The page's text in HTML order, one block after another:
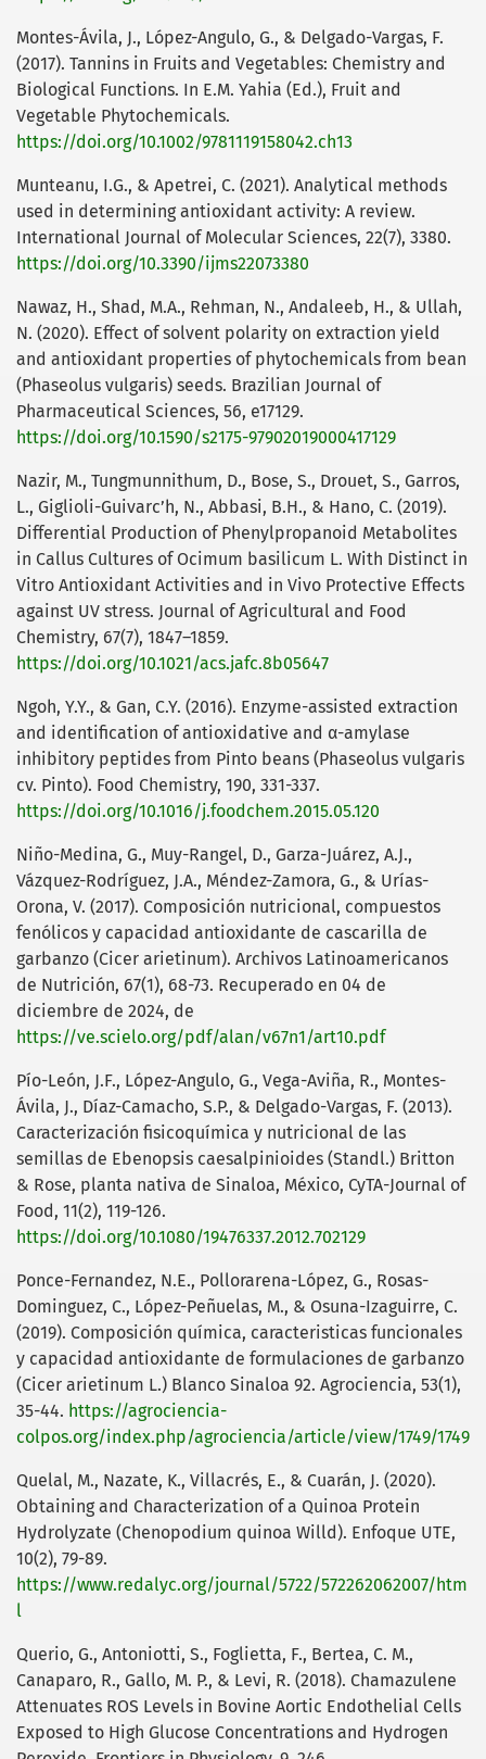
Montes-Ávila, J., López-Angulo, G., & Delgado-Vargas, F.
(2017). Tannins in Fruits and Vegetables: Chemistry and
Biological Functions. In E.M. Yahia (Ed.), Fruit and
Vegetable Phytochemicals.
https://doi.org/10.1002/9781119158042.ch13
Munteanu, I.G., & Apetrei, C. (2021). Analytical methods
used in determining antioxidant activity: A review.
International Journal of Molecular Sciences, 22(7), 3380.
https://doi.org/10.3390/ijms22073380
Nawaz, H., Shad, M.A., Rehman, N., Andaleeb, H., & Ullah,
N. (2020). Effect of solvent polarity on extraction yield
and antioxidant properties of phytochemicals from bean
(Phaseolus vulgaris) seeds. Brazilian Journal of
Pharmaceutical Sciences, 56, e17129.
https://doi.org/10.1590/s2175-97902019000417129
Nazir, M., Tungmunnithum, D., Bose, S., Drouet, S., Garros,
L., Giglioli-Guivarc’h, N., Abbasi, B.H., & Hano, C. (2019).
Differential Production of Phenylpropanoid Metabolites
in Callus Cultures of Ocimum basilicum L. With Distinct in
Vitro Antioxidant Activities and in Vivo Protective Effects
against UV stress. Journal of Agricultural and Food
Chemistry, 67(7), 1847–1859.
https://doi.org/10.1021/acs.jafc.8b05647
Ngoh, Y.Y., & Gan, C.Y. (2016). Enzyme-assisted extraction
and identification of antioxidative and α-amylase
inhibitory peptides from Pinto beans (Phaseolus vulgaris
cv. Pinto). Food Chemistry, 190, 331-337.
https://doi.org/10.1016/j.foodchem.2015.05.120
Niño-Medina, G., Muy-Rangel, D., Garza-Juárez, A.J.,
Vázquez-Rodríguez, J.A., Méndez-Zamora, G., & Urías-
Orona, V. (2017). Composición nutricional, compuestos
fenólicos y capacidad antioxidante de cascarilla de
garbanzo (Cicer arietinum). Archivos Latinoamericanos
de Nutrición, 67(1), 68-73. Recuperado en 04 de
diciembre de 2024, de
https://ve.scielo.org/pdf/alan/v67n1/art10.pdf
Pío-León, J.F., López-Angulo, G., Vega-Aviña, R., Montes-
Ávila, J., Díaz-Camacho, S.P., & Delgado-Vargas, F. (2013).
Caracterización fisicoquímica y nutricional de las
semillas de Ebenopsis caesalpinioides (Standl.) Britton
& Rose, planta nativa de Sinaloa, México, CyTA-Journal of
Food, 11(2), 119-126.
https://doi.org/10.1080/19476337.2012.702129
Ponce-Fernandez, N.E., Pollorarena-López, G., Rosas-
Dominguez, C., López-Peñuelas, M., & Osuna-Izaguirre, C.
(2019). Composición química, caracteristicas funcionales
y capacidad antioxidante de formulaciones de garbanzo
(Cicer arietinum L.) Blanco Sinaloa 92. Agrociencia, 53(1),
35-44. https://agrociencia-
colpos.org/index.php/agrociencia/article/view/1749/1749
Quelal, M., Nazate, K., Villacrés, E., & Cuarán, J. (2020).
Obtaining and Characterization of a Quinoa Protein
Hydrolyzate (Chenopodium quinoa Willd). Enfoque UTE,
10(2), 79-89.
https://www.redalyc.org/journal/5722/572262062007/htm
l
Querio, G., Antoniotti, S., Foglietta, F., Bertea, C. M.,
Canaparo, R., Gallo, M. P., & Levi, R. (2018). Chamazulene
Attenuates ROS Levels in Bovine Aortic Endothelial Cells
Exposed to High Glucose Concentrations and Hydrogen